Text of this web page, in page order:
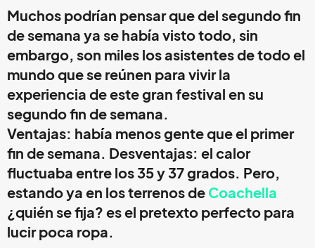
Muchos podrían pensar que del segundo fin
de semana ya se había visto todo, sin
embargo, son miles los asistentes de todo el
mundo que se reúnen para vivir la
experiencia de este gran festival en su
segundo fin de semana.
Ventajas: había menos gente que el primer
fin de semana. Desventajas: el calor
fluctuaba entre los 35 y 37 grados. Pero,
estando ya en los terrenos de Coachella
¿quién se fija? es el pretexto perfecto para
lucir poca ropa.